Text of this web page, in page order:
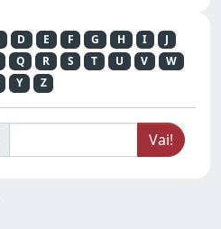
D E F G H I
J
Q R S T U V
W
Y Z